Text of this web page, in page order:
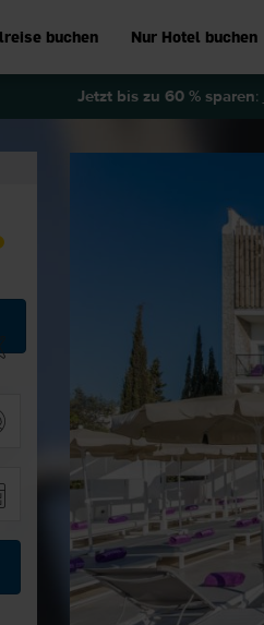
buchen Nur Hotel buchen
Jetzt bis zu 60 % sparen: